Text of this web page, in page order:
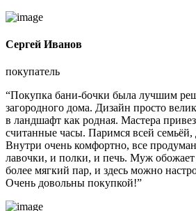
Сергей Иванов
покупатель
“Покупка бани-бочки была лучшим
загородного дома. Дизайн просто
в ландшафт как родная. Мастера
считанные часы. Паримся всей семьёй,
Внутри очень комфортно, все
лавочки, и полки, и печь. Муж
более мягкий пар, и здесь можно
Очень довольны покупкой!”